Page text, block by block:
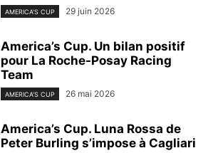
AMERICA'S CUP 29 juin 2026
America’s Cup. Un bilan positif
pour La Roche-Posay Racing
Team
AMERICA'S CUP 26 mai 2026
America’s Cup. Luna Rossa de
Peter Burling s’impose à Cagliari